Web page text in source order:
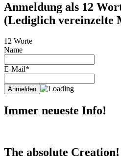
Anmeldung als 12
(Lediglich vereinzelte
12 Worte
Name
E-Mail*
Immer neueste Info!
The absolute